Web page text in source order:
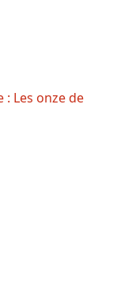
: Les onze de